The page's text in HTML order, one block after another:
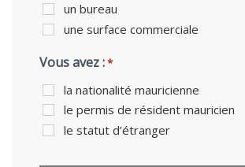
un bureau
une surface commerciale
Vous avez :*
la nationalité mauricienne
le permis de résident mauricien
le statut d’étranger